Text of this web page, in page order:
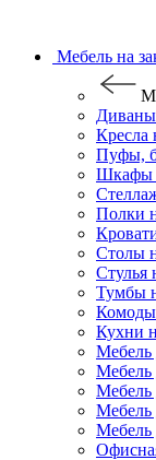
Мебель на
Диваны
Кресла
Пуфы,
Шкафы
Полки
Столы
Стулья
Тумбы
Комоды
Кухни
Мебель
Мебель
Мебель
Мебель
Мебель